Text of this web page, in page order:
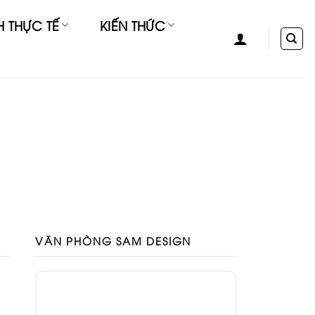
THỰC TẾ
KIẾN THỨC
VĂN PHÒNG SAM DESIGN